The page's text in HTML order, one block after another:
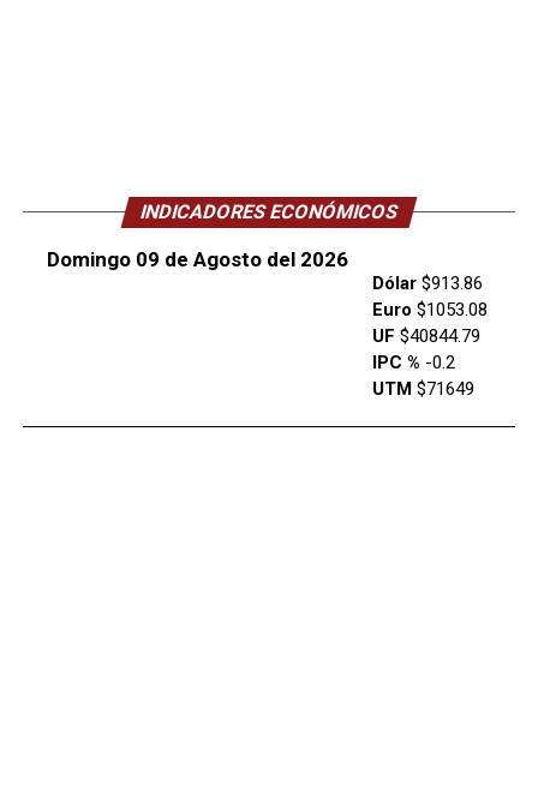
INDICADORES ECONÓMICOS
Domingo 09 de Agosto del 2026
Dólar$913.86
Euro $1053.08
UF $40844.79
IPC % -0.2
UTM$71649